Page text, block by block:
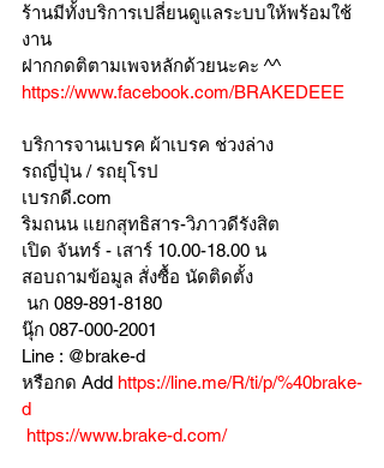
ร้านมีทั้งบริการเปลี่ยนดูแลระบบให้พร้อมใช้
งาน
ฝากกดติตามเพจหลักด้วยนะคะ ^^
https://www.facebook.com/BRAKEDEEE
บริการจานเบรค ผ้าเบรค ช่วงล่าง
รถญี่ปุ่น / รถยุโรป
เบรกดี.com
ริมถนน แยกสุทธิสาร-วิภาวดีรังสิต
เปิด จันทร์ - เสาร์ 10.00-18.00 น
สอบถามข้อมูล สั่งซื้อ นัดติดตั้ง
นก 089-891-8180
นุ๊ก 087-000-2001
Line : @brake-d
หรือกด Add https://line.me/R/ti/p/%40brake-
d
https://www.brake-d.com/